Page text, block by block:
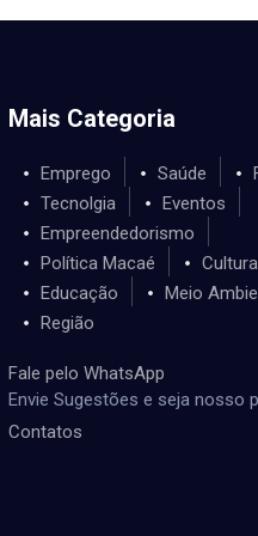
Mais Categoria
Emprego Saúde
Tecnolgia
Eventos
Empreendedorismo
Política Macaé
Cultura
Educação
Meio
Região
Fale pelo WhatsApp
Envie Sugestões e seja nosso
Contatos